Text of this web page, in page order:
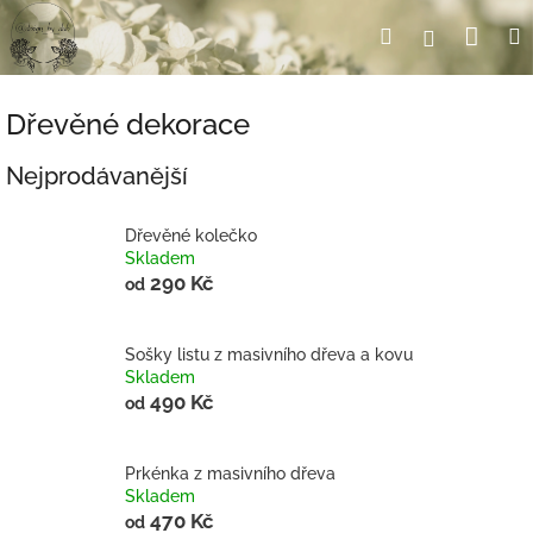
Přejít
na
obsah
HledatPřihlášení
Dřevěné dekorace
Nejprodávanější
Dřevěné kolečko
Skladem
od 290 Kč
Sošky listu z masivního dřeva a kovu
Skladem
od 490 Kč
Prkénka z masivního dřeva
Skladem
od 470 Kč